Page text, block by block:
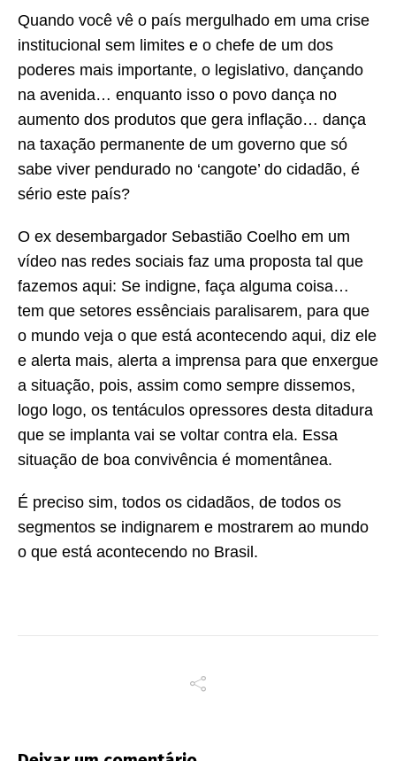
Quando você vê o país mergulhado em uma crise
institucional sem limites e o chefe de um dos
poderes mais importante, o legislativo, dançando
na avenida… enquanto isso o povo dança no
aumento dos produtos que gera inflação… dança
na taxação permanente de um governo que só
sabe viver pendurado no ‘cangote’ do cidadão, é
sério este país?
O ex desembargador Sebastião Coelho em um
vídeo nas redes sociais faz uma proposta tal que
fazemos aqui: Se indigne, faça alguma coisa…
tem que setores essênciais paralisarem, para que
o mundo veja o que está acontecendo aqui, diz ele
e alerta mais, alerta a imprensa para que enxergue
a situação, pois, assim como sempre dissemos,
logo logo, os tentáculos opressores desta ditadura
que se implanta vai se voltar contra ela. Essa
situação de boa convivência é momentânea.
É preciso sim, todos os cidadãos, de todos os
segmentos se indignarem e mostrarem ao mundo
o que está acontecendo no Brasil.